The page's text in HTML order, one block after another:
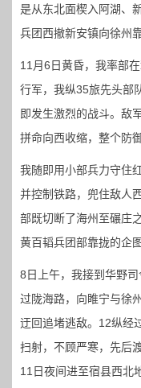
是从东北面楔入阿湖、
兵团西撤新安镇向徐州靠
11月6日黄昏，我率部
行军，我纵35旅先头部
即发生激烈的战斗。敌
拼命向西收缩，整个防
我随即用小部兵力守住
并控制铁路，兜住敌人
部既切断了海州至碾庄
黄百韬兵团部靠拢的企图
8日上午，我接到华野
过陇海路，向睢宁与徐
迂回追堵逃敌。12纵经
扫射，不顾严寒，先后
11日夜间进至宿县西北